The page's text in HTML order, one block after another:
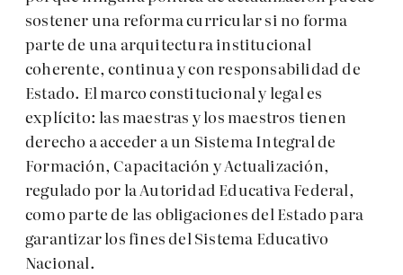
sostener una reforma curricular si no forma
parte de una arquitectura institucional
coherente, continua y con responsabilidad de
Estado. El marco constitucional y legal es
explícito: las maestras y los maestros tienen
derecho a acceder a un Sistema Integral de
Formación, Capacitación y Actualización,
regulado por la Autoridad Educativa Federal,
como parte de las obligaciones del Estado para
garantizar los fines del Sistema Educativo
Nacional.